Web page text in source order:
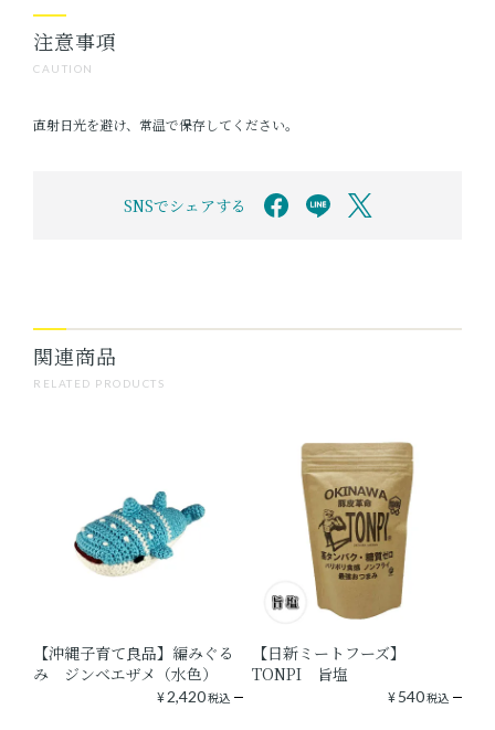
CAUTION
注意事項
直射日光を避け、常温で保存してください。
SNSでシェアする
RELATED PRODUCTS
関連商品
【沖縄子育て良品】編みぐる
み ジンベエザメ（水色）
¥2,420税込
【日新ミートフーズ】
TONPI 旨塩
¥540税込